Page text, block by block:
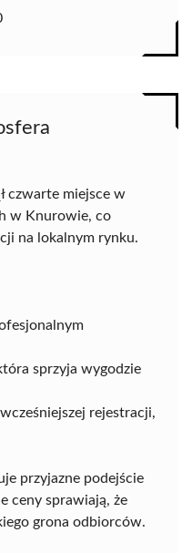
czwarte miejsce w
w Knurowie, co
na lokalnym rynku.
sprzyja wygodzie
rejestracji,
przyjazne podejście
ceny sprawiają, że
grona odbiorców.